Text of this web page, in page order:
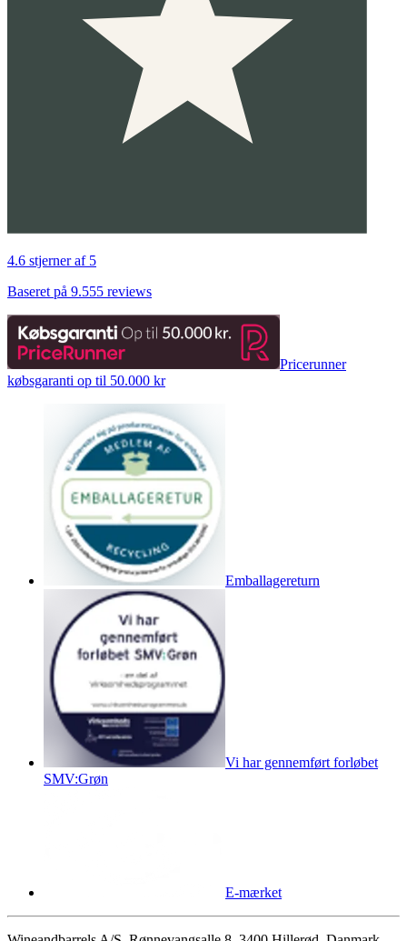
4.6 stjerner af 5
Baseret på 9.555 reviews
Pricerunner
købsgaranti op til 50.000 kr
Emballagereturn
Vi har gennemført forløbet
SMV:Grøn
E-mærket